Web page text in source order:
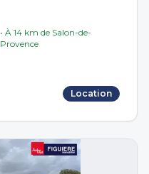
• À14 km de Salon-de-
Provence
Location